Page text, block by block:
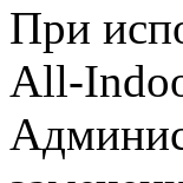
При
All-